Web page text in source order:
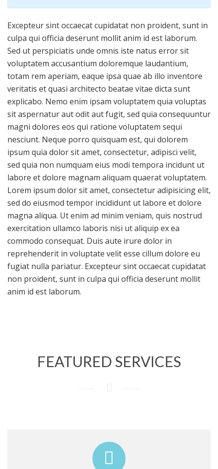
Excepteur sint occaecat cupidatat non proident, sunt in
culpa qui officia deserunt mollit anim id est laborum.
Sed ut perspiciatis unde omnis iste natus error sit
voluptatem accusantium doloremque laudantium,
totam rem aperiam, eaque ipsa quae ab illo inventore
veritatis et quasi architecto beatae vitae dicta sunt
explicabo. Nemo enim ipsam voluptatem quia voluptas
sit aspernatur aut odit aut fugit, sed quia consequuntur
magni dolores eos qui ratione voluptatem sequi
nesciunt. Neque porro quisquam est, qui dolorem
ipsum quia dolor sit amet, consectetur, adipisci velit,
sed quia non numquam eius modi tempora incidunt ut
labore et dolore magnam aliquam quaerat voluptatem.
Lorem ipsum dolor sit amet, consectetur adipisicing elit,
sed do eiusmod tempor incididunt ut labore et dolore
magna aliqua. Ut enim ad minim veniam, quis nostrud
exercitation ullamco laboris nisi ut aliquip ex ea
commodo consequat. Duis aute irure dolor in
reprehenderit in voluptate velit esse cillum dolore eu
fugiat nulla pariatur. Excepteur sint occaecat cupidatat
non proident, sunt in culpa qui officia deserunt mollit
anim id est laborum.
FEATURED SERVICES